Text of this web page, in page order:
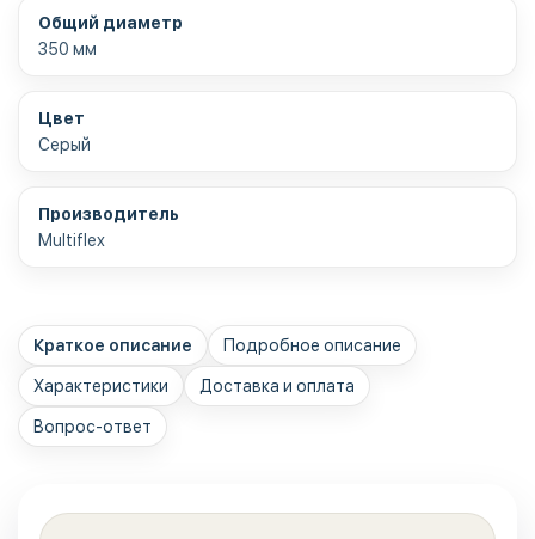
Общий диаметр
350 мм
Цвет
Серый
Производитель
Multiflex
Краткое описание Подробное описание
Характеристики Доставка и оплата
Вопрос-ответ